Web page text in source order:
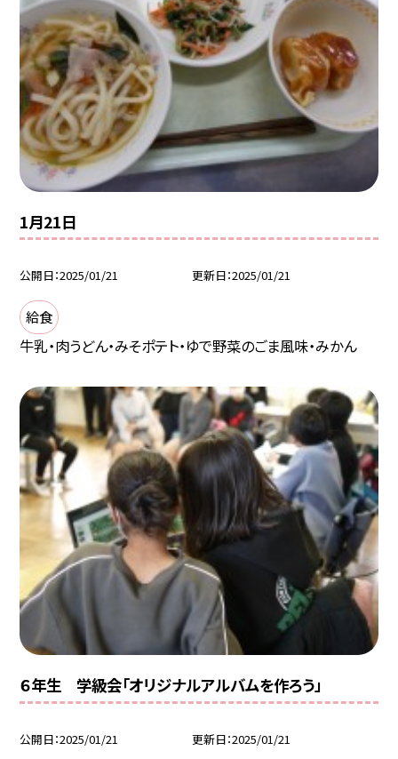
1月21日
公開日 2025/01/21 更新日 2025/01/21
給食
牛乳・肉うどん・みそポテト・ゆで野菜のごま風味・みかん
６年生 学級会「オリジナルアルバムを作ろう」
公開日 2025/01/21 更新日 2025/01/21